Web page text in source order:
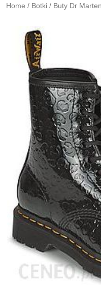
Home / Botki / Buty Dr